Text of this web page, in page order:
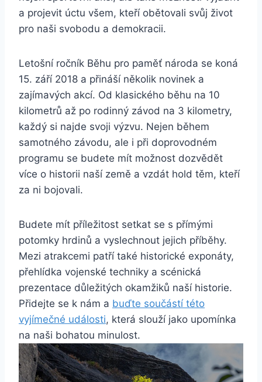
a projevit úctu všem, kteří obětovali svůj život
pro naši svobodu a demokracii.
Letošní ročník Běhu pro paměť národa se koná
15. září 2018 a přináší několik novinek a
zajímavých akcí. Od klasického běhu na 10
kilometrů až po rodinný závod na 3 kilometry,
každý si najde svoji výzvu. Nejen během
samotného závodu, ale i při doprovodném
programu se budete mít možnost dozvědět
více o historii naší země a vzdát hold těm, kteří
za ni bojovali.
Budete mít příležitost setkat se s přímými
potomky hrdinů a vyslechnout jejich příběhy.
Mezi atrakcemi patří také historické exponáty,
přehlídka vojenské techniky a scénická
prezentace důležitých okamžiků naší historie.
Přidejte se k nám a buďte součástí této
vyjímečné události, která slouží jako upomínka
na naši bohatou minulost.